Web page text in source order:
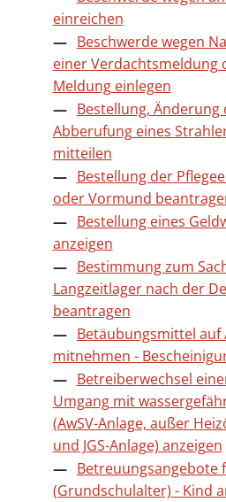
einreichen
Beschwerde wegen
einer Verdachtsmeldung
Meldung einlegen
Bestellung,
Abberufung eines
mitteilen
Bestellung der
oder Vormund
Bestellung eines
anzeigen
Bestimmung zum
Langzeitlager nach der
beantragen
Betäubungsmittel auf
mitnehmen -
Betreiberwechsel
Umgang mit
(AwSV-Anlage, außer
und JGS-Anlage) anzeigen
Betreuungsangebote
(Grundschulalter) - Kind